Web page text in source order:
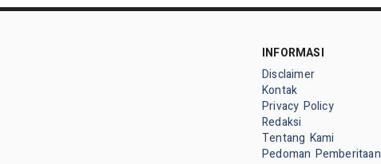
INFORMASI
Disclaimer
Kontak
Privacy Policy
Redaksi
Tentang Kami
Pedoman Pemberitaan